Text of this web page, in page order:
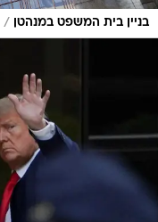
בניין בית המשפט במנהטן /